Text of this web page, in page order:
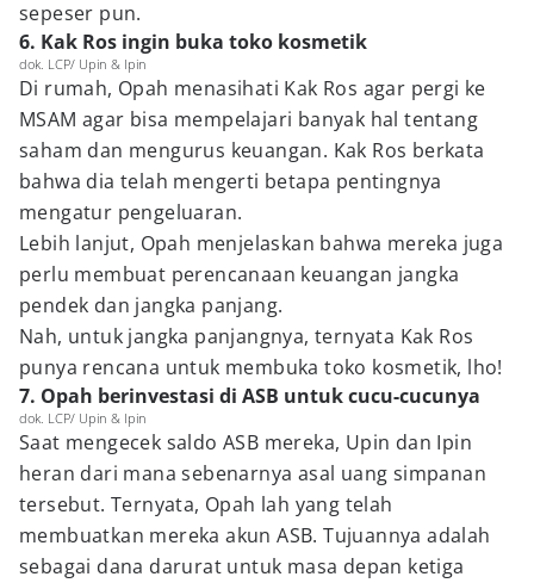
sepeser pun.
6. Kak Ros ingin buka toko kosmetik
dok. LCP/ Upin & Ipin
Di rumah, Opah menasihati Kak Ros agar pergi ke
MSAM agar bisa mempelajari banyak hal tentang
saham dan mengurus keuangan. Kak Ros berkata
bahwa dia telah mengerti betapa pentingnya
mengatur pengeluaran.
Lebih lanjut, Opah menjelaskan bahwa mereka juga
perlu membuat perencanaan keuangan jangka
pendek dan jangka panjang.
Nah, untuk jangka panjangnya, ternyata Kak Ros
punya rencana untuk membuka toko kosmetik, lho!
7. Opah berinvestasi di ASB untuk cucu-cucunya
dok. LCP/ Upin & Ipin
Saat mengecek saldo ASB mereka, Upin dan Ipin
heran dari mana sebenarnya asal uang simpanan
tersebut. Ternyata, Opah lah yang telah
membuatkan mereka akun ASB. Tujuannya adalah
sebagai dana darurat untuk masa depan ketiga